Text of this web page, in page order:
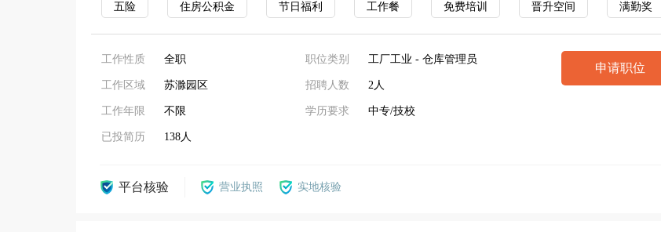
五险 住房公积金 节日福利 工作餐 免费培训 晋升空间 满勤奖
工作性质 全职
工作区域 苏滁园区
工作年限 不限
已投简历 138人
职位类别 工厂工业 - 仓库管理员
招聘人数 2人
学历要求 中专/技校
申请职位
平台核验 营业执照 实地核验